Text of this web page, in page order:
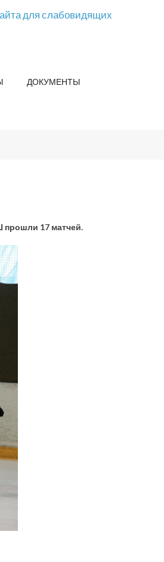
для слабовидящих
ДОКУМЕНТЫ
прошли 17 матчей.